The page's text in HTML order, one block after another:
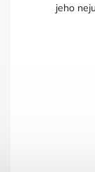
jeho